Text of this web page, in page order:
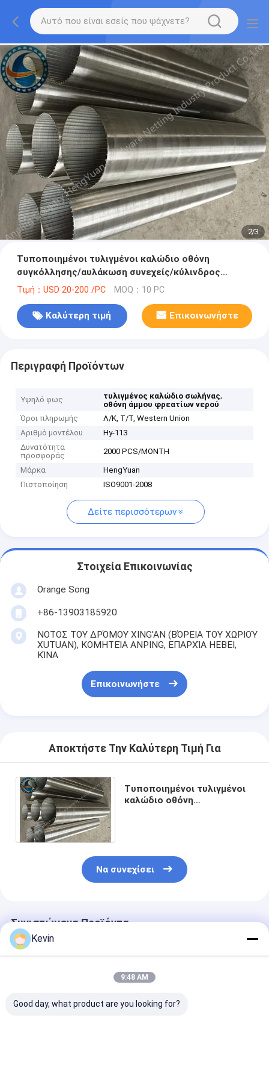
2/3
Τυποποιημένοι τυλιγμένοι καλώδιο οθόνη
συγκόλλησης/αυλάκωση συνεχείς/κύλινδρος
φίλτρων
Τιμή：USD 20-200 /PC MOQ：10 PC
Καλύτερη τιμή Επικοινωνήστε
Περιγραφή Προϊόντων
Υψηλό φως τυλιγμένος καλώδιο σωλήνας,
οθόνη άμμου φρεατίων νερού
Όροι πληρωμής
Λ/Κ, Τ/Τ, Western Union
Αριθμό μοντέλου
Hy-113
Δυνατότητα
προσφοράς
2000 PCS/MONTH
Μάρκα
HengYuan
Πιστοποίηση
ISO9001-2008
Δείτε περισσότερων
Στοιχεία Επικοινωνίας
Orange Song
+86-13903185920
ΝΟΤΟΣ ΤΟΥ ΔΡΌΜΟΥ XING'AN (ΒΌΡΕΙΑ ΤΟΥ ΧΩΡΙΟΎ
XUTUAN), ΚΟΜΗΤΕΊΑ ANPING, ΕΠΑΡΧΊΑ HEBEI,
ΚΊΝΑ
Επικοινωνήστε
Αποκτήστε Την Καλύτερη Τιμή Για
Τυποποιημένοι τυλιγμένοι
καλώδιο οθόνη
Να συνεχίσει
Συνιστώμενα Προϊόντα
Kevin
9:48 AM
Good day, what product are you looking for?